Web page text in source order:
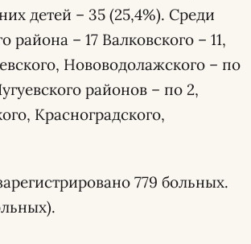
детей – 35 (25,4%). Среди
района – 17 Валковского – 11,
Нововодолажского – по
районов – по 2,
Красноградского,
779 больных.